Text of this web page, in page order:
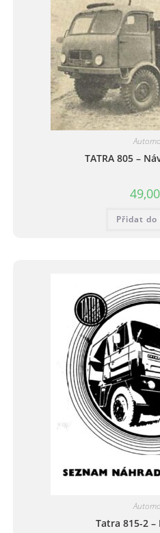
TATRA 805 –
49,00
Přidat do
Tatra 815-2 –